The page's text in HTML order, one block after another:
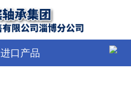
进口产品